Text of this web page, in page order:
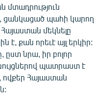
մտադրություն
ցանկացած պահի կարող
մեկնելը
է, քան որեւէ այլ երկիր:
ըստ նրա, իր բոլոր
պատրաստ է
ովքեր Հայաստան